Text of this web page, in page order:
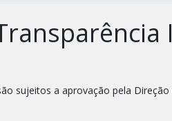
sujeitos a aprovação pela